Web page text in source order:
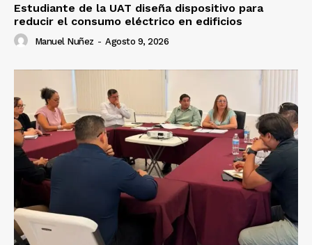
Estudiante de la UAT diseña dispositivo para
reducir el consumo eléctrico en edificios
Manuel Nuñez - Agosto 9, 2026